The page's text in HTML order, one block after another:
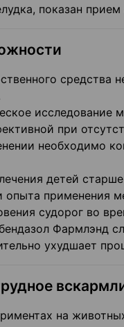
показан прием
средства
исследование
при
необходимо
детей старше
опыта применения
судорог во
Фармлэнд
ухудшает
на